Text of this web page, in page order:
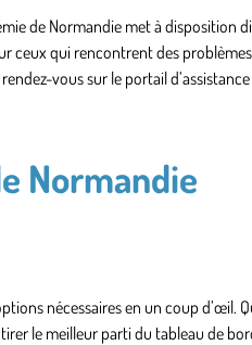
de Normandie met à disposition
ceux qui rencontrent des
vous sur le portail
Normandie
nécessaires en un coup d’œil.
le meilleur parti du tableau de